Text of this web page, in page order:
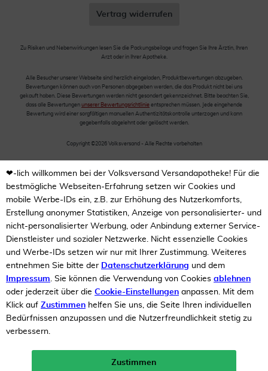
Neukunden-Rabatt ab 49€!
Vertrag widerrufen
Zu Risiken und Nebenwirkungen lesen Sie die Packungsbeilage und fragen Sie Ihre Ärztin, Ihren
Arzt oder in Ihrer Apotheke.
Alle Besucher unserer Webseite sind herzlich eingeladen, Produktbewertungen abzugeben.
Bewertungen können auch von Personen abgegeben werden, die das Produkt nicht bei uns
gekauft haben. Diese Bewertungen werden nicht gesondert gekennzeichnet. Bitte beachten Sie,
dass alle Bewertungen unserer Bewertungsrichtlinie entsprechen müssen. Jede eingehende
Bewertung wird einer sorgfältigen manuellen Authentizitätskontrolle unterzogen und kann
gegebenfalls abgelehnt oder gelöscht werden.
Copyright ©2026 Volksversand - Alle Rechte vorbehalten
❤-lich willkommen bei der Volksversand Versandapotheke! Für die
bestmögliche Webseiten-Erfahrung setzen wir Cookies und
mobile Werbe-IDs ein, z.B. zur Erhöhung des Nutzerkomforts,
Erstellung anonymer Statistiken, Anzeige von personalisierter- und
nicht-personalisierter Werbung, oder Anbindung externer Service-
Dienstleister und sozialer Netzwerke. Nicht essenzielle Cookies
und Werbe-IDs setzen wir nur mit Ihrer Zustimmung. Weiteres
entnehmen Sie bitte der Datenschutzerklärung und dem
Impressum. Sie können die Verwendung von Cookies ablehnen
oder jederzeit über die Cookie-Einstellungen anpassen. Mit dem
Klick auf Zustimmen helfen Sie uns, die Seite Ihren individuellen
Bedürfnissen anzupassen und die Nutzerfreundlichkeit stetig zu
verbessern.
Zustimmen